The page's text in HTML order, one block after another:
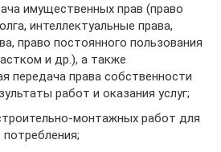
имущественных прав (право
интеллектуальные права,
право постоянного пользования
и др.), а также
передача права собственности
работ и оказания услуг;
монтажных работ для